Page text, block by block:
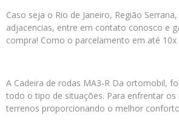
Caso seja o Rio de Janeiro, Região
adjacencias, entre em contato conosco e
compra! Como o parcelamento em até 10x
A Cadeira de rodas MA3-R Da ortomobil,
todo o tipo de situações. Para enfrentar os
terrenos proporcionando o melhor